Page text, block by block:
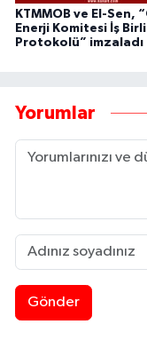
KTMMOB ve El-Sen,
Enerji Komitesi İş
Protokolü” imzaladı
Yorumlar
Gönder